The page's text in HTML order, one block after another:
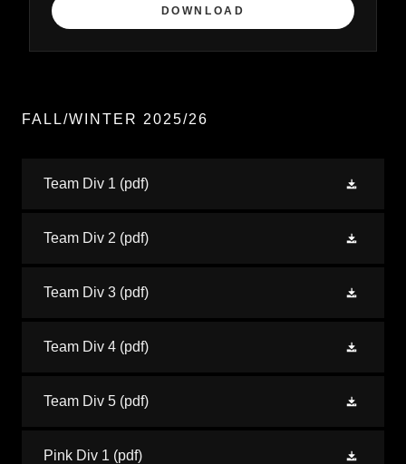
DOWNLOAD
FALL/WINTER 2025/26
Team Div 1 (pdf)
Team Div 2 (pdf)
Team Div 3 (pdf)
Team Div 4 (pdf)
Team Div 5 (pdf)
Pink Div 1 (pdf)